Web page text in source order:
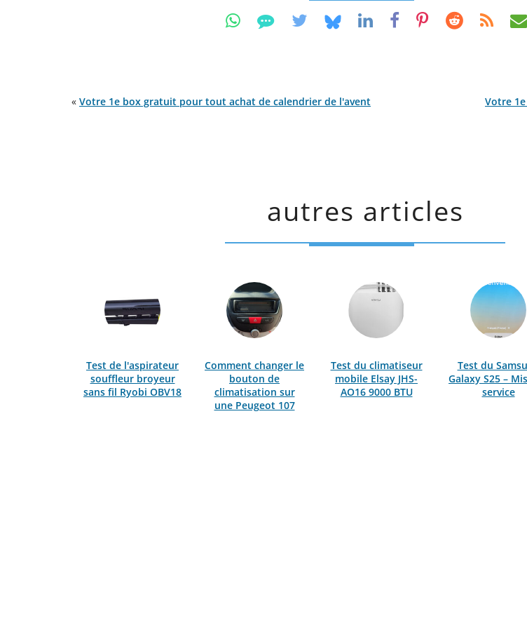
« Votre 1e box gratuit pour tout achat de calendrier de l'avent Votre
autres articles
Test de l'aspirateur
souffleur broyeur
sans fil Ryobi OBV18
Comment changer le
bouton de
climatisation sur
une Peugeot 107
Test du climatiseur
mobile Elsay JHS-
AO16 9000 BTU
Test du
Galaxy S25 –
service